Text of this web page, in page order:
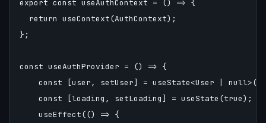
export const useAuthContext = () => {
  return useContext(AuthContext);
};
const useAuthProvider = () => {
const [user, setUser] = useState<User |
    const [loading, setLoading] = useState(true);
    useEffect(() => {